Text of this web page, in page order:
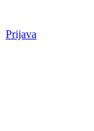
Prijava